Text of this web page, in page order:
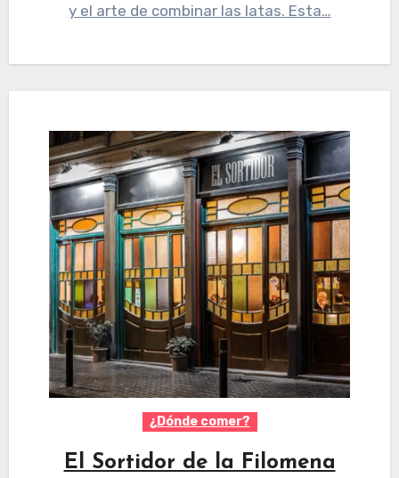
y el arte de combinar las latas. Esta…
¿Dónde comer?
El Sortidor de la Filomena